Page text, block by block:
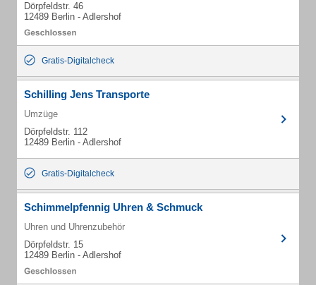
Dörpfeldstr. 46
12489 Berlin - Adlershof
Gratis-Digitalcheck
Schilling Jens Transporte
Umzüge
Dörpfeldstr. 112
12489 Berlin - Adlershof
Gratis-Digitalcheck
Schimmelpfennig Uhren & Schmuck
Uhren und Uhrenzubehör
Dörpfeldstr. 15
12489 Berlin - Adlershof